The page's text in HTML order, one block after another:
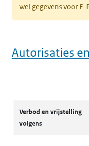
wel gegevens voor
Autorisaties
Verbod en vrijstelling
volgens